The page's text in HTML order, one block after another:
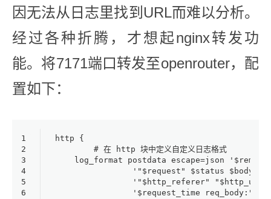
因无法从日志里找到URL而难以分析。
经过各种折腾，才想起nginx转发功
能。将7171端口转发至openrouter，配
置如下：
1
2
3
4
5
6
http {
	# 在 http 块中定义自定义日志格式
log_format postdata escape=json
'"$request" $status
'"$http_referer"
'$request_time